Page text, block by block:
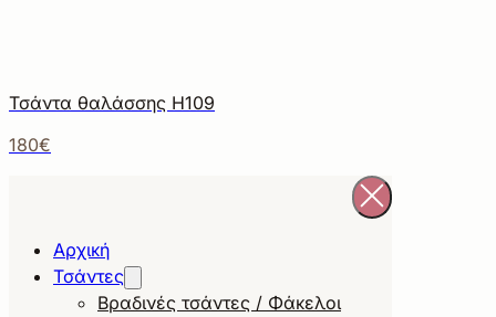
Τσάντα θαλάσσης Η109
180€
Αρχική
Τσάντες
Βραδινές τσάντες / Φάκελοι